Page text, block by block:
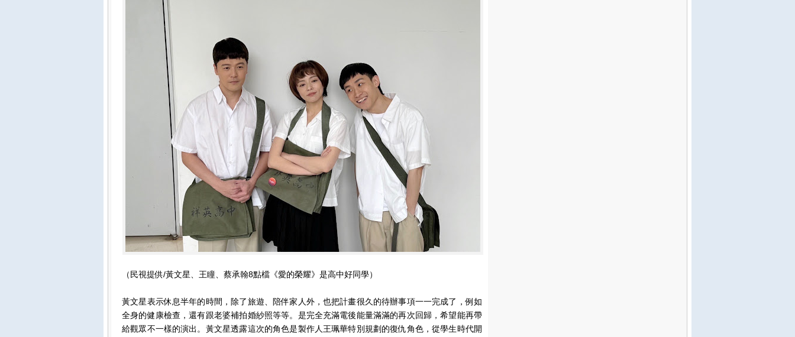
（民視提供/黃文星、王瞳、蔡承翰8點檔《愛的榮耀》是高中好同學）
黃文星表示休息半年的時間，除了旅遊、陪伴家人外，也把計畫很久的待辦事項一一完成了，例如
全身的健康檢查，還有跟老婆補拍婚紗照等等。是完全充滿電後能量滿滿的再次回歸，希望能再帶
給觀眾不一樣的演出。黃文星透露這次的角色是製作人王珮華特別規劃的復仇角色，從學生時代開